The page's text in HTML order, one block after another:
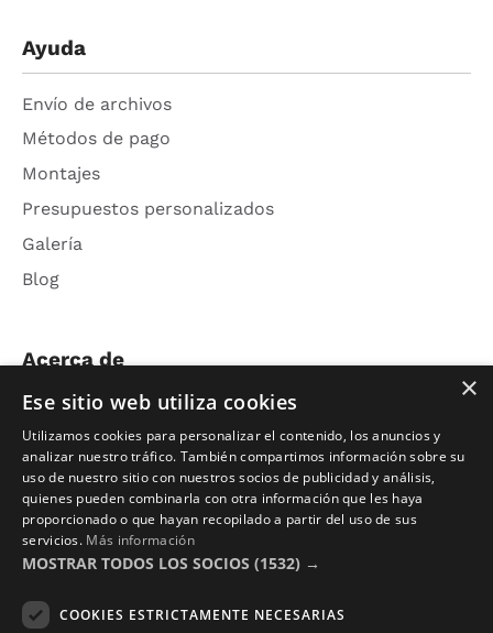
Ayuda
Envío de archivos
Métodos de pago
Montajes
Presupuestos personalizados
Galería
Blog
Acerca de
Nosotros
Contacto
Aviso Legal
Política de Privacidad
Términos y Condiciones
Photocalls eventos
×
Ese sitio web utiliza cookies
Utilizamos cookies para personalizar el contenido, los anuncios y
analizar nuestro tráfico. También compartimos información sobre su
uso de nuestro sitio con nuestros socios de publicidad y análisis,
quienes pueden combinarla con otra información que les haya
proporcionado o que hayan recopilado a partir del uso de sus
servicios. Más información
MOSTRAR TODOS LOS SOCIOS (1532) →
COOKIES ESTRICTAMENTE NECESARIAS